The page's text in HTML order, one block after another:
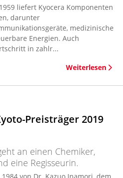
liefert Kyocera Komponenten
darunter
medizinische
Energien. Auch
in zahlr...
Weiterlesen
Preisträger 2019
an einen Chemiker,
eine Regisseurin.